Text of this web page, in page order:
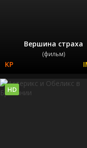
Вершина страха
(фильм)
HD